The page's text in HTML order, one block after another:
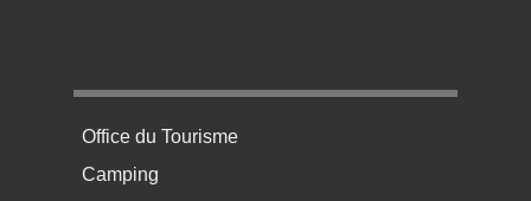
Menu pratique bas de page 4
Office du Tourisme
Camping